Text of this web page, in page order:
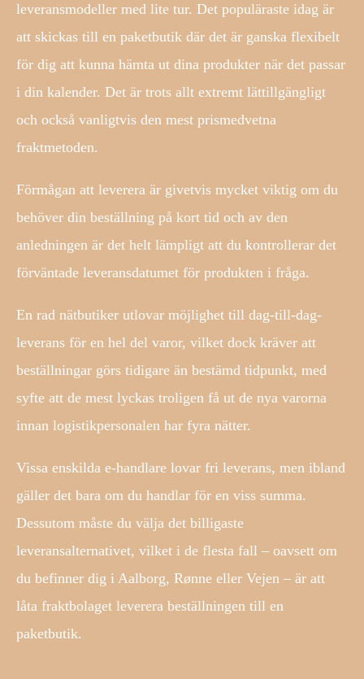
leveransmodeller med lite tur. Det populäraste idag är
att skickas till en paketbutik där det är ganska flexibelt
för dig att kunna hämta ut dina produkter när det passar
i din kalender. Det är trots allt extremt lättillgängligt
och också vanligtvis den mest prismedvetna
fraktmetoden.
Förmågan att leverera är givetvis mycket viktig om du
behöver din beställning på kort tid och av den
anledningen är det helt lämpligt att du kontrollerar det
förväntade leveransdatumet för produkten i fråga.
En rad nätbutiker utlovar möjlighet till dag-till-dag-
leverans för en hel del varor, vilket dock kräver att
beställningar görs tidigare än bestämd tidpunkt, med
syfte att de mest lyckas troligen få ut de nya varorna
innan logistikpersonalen har fyra nätter.
Vissa enskilda e-handlare lovar fri leverans, men ibland
gäller det bara om du handlar för en viss summa.
Dessutom måste du välja det billigaste
leveransalternativet, vilket i de flesta fall – oavsett om
du befinner dig i Aalborg, Rønne eller Vejen – är att
låta fraktbolaget leverera beställningen till en
paketbutik.